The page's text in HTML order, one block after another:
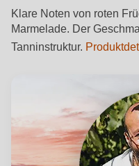
Klare Noten von roten
Marmelade. Der
Tanninstruktur.